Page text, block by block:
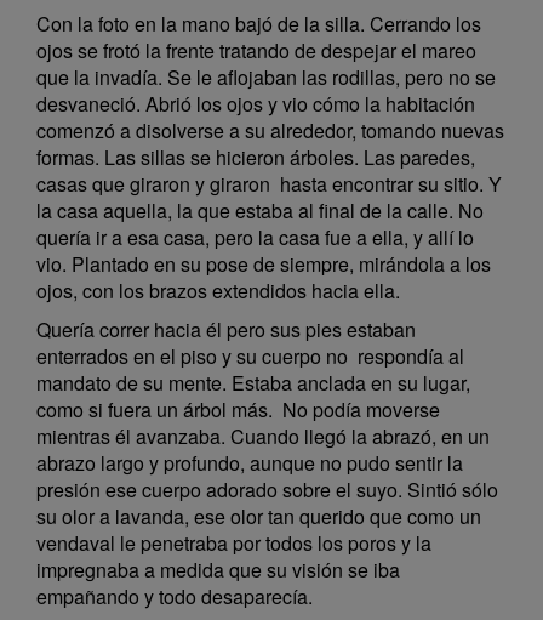
Con la foto en la mano bajó de la silla. Cerrando los
ojos se frotó la frente tratando de despejar el mareo
que la invadía. Se le aflojaban las rodillas, pero no se
desvaneció. Abrió los ojos y vio cómo la habitación
comenzó a disolverse a su alrededor, tomando nuevas
formas. Las sillas se hicieron árboles. Las paredes,
casas que giraron y giraron hasta encontrar su sitio. Y
la casa aquella, la que estaba al final de la calle. No
quería ir a esa casa, pero la casa fue a ella, y allí lo
vio. Plantado en su pose de siempre, mirándola a los
ojos, con los brazos extendidos hacia ella.
Quería correr hacia él pero sus pies estaban
enterrados en el piso y su cuerpo no respondía al
mandato de su mente. Estaba anclada en su lugar,
como si fuera un árbol más. No podía moverse
mientras él avanzaba. Cuando llegó la abrazó, en un
abrazo largo y profundo, aunque no pudo sentir la
presión ese cuerpo adorado sobre el suyo. Sintió sólo
su olor a lavanda, ese olor tan querido que como un
vendaval le penetraba por todos los poros y la
impregnaba a medida que su visión se iba
empañando y todo desaparecía.